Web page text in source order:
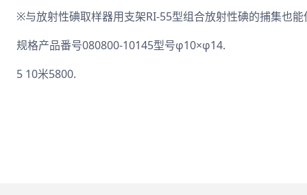
※与放射性碘取样器用支架RI-55型组合放射性碘的捕集也能
规格产品番号080800-10145型号φ10×φ14.
5 10米5800.